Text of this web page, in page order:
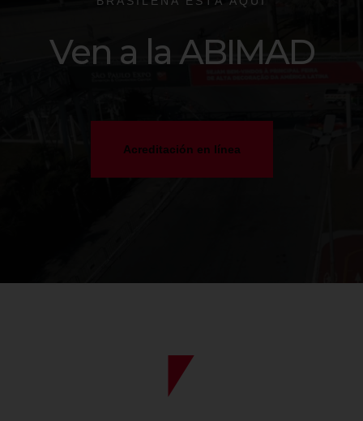
Ven a la ABIMAD
Acreditación en línea